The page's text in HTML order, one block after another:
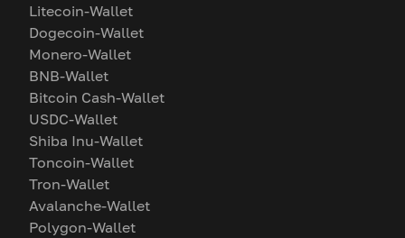
Litecoin-Wallet
Dogecoin-Wallet
Monero-Wallet
BNB-Wallet
Bitcoin Cash-Wallet
USDC-Wallet
Shiba Inu-Wallet
Toncoin-Wallet
Tron-Wallet
Avalanche-Wallet
Polygon-Wallet